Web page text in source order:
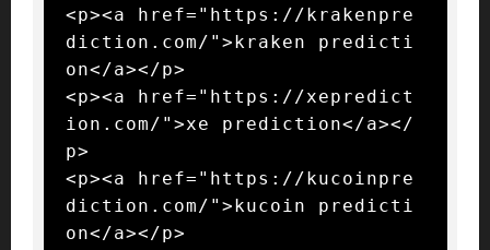
<p><a href="https://krakenpre
diction.com/">kraken predicti
on</a></p>
<p><a href="https://xepredict
ion.com/">xe prediction</a></
p>
<p><a href="https://kucoinpre
diction.com/">kucoin predicti
on</a></p>